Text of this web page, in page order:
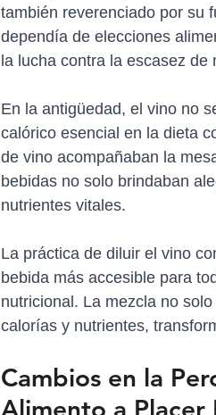
también reverenciado por su
dependía de elecciones
la lucha contra la escasez de
En la antigüedad, el vino no
calórico esencial en la dieta
de vino acompañaban la
bebidas no solo brindaban
nutrientes vitales.
La práctica de diluir el vino
bebida más accesible para
nutricional. La mezcla no
calorías y nutrientes,
Cambios en la